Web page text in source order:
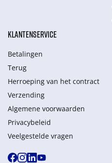
KLANTENSERVICE
Betalingen
Terug
Herroeping van het contract
Verzending
Algemene voorwaarden
Privacybeleid
Veelgestelde vragen